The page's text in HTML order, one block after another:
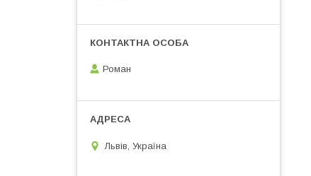
Роман
Львів, Україна